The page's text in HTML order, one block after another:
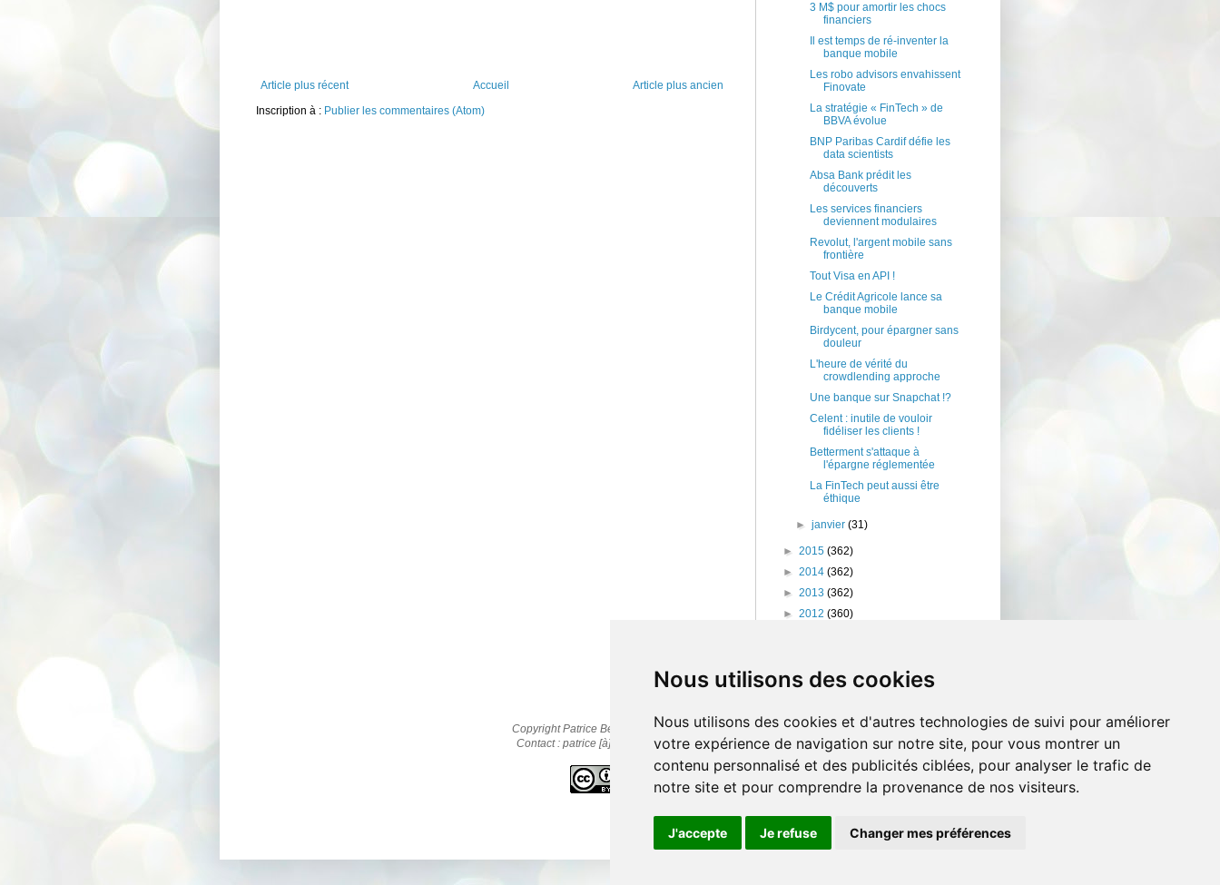
Nous utilisons des cookies
Nous utilisons des cookies et d'autres technologies de suivi pour améliorer
votre expérience de navigation sur notre site, pour vous montrer un
contenu personnalisé et des publicités ciblées, pour analyser le trafic de
notre site et pour comprendre la provenance de nos visiteurs.
J'accepte Je refuse Changer mes préférences
Article plus récent Article plus ancien
Accueil
Inscription à : Publier les commentaires (Atom)
3 M$ pour amortir les chocs
financiers
Il est temps de ré-inventer la
banque mobile
Les robo advisors envahissent
Finovate
La stratégie « FinTech » de
BBVA évolue
BNP Paribas Cardif défie les
data scientists
Absa Bank prédit les
découverts
Les services financiers
deviennent modulaires
Revolut, l'argent mobile sans
frontière
Tout Visa en API !
Le Crédit Agricole lance sa
banque mobile
Birdycent, pour épargner sans
douleur
L'heure de vérité du
crowdlending approche
Une banque sur Snapchat !?
Celent : inutile de vouloir
fidéliser les clients !
Betterment s'attaque à
l'épargne réglementée
La FinTech peut aussi être
éthique
►janvier(31)
► 2015 (362)
► 2014 (362)
► 2013 (362)
► 2012 (360)
Copyright Patrice Bernard © 2010-2025
Contact : patrice [à] cestpasmonidee.fr